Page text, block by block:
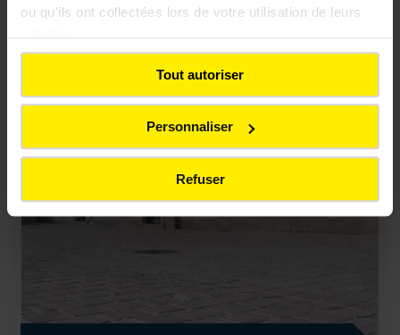
ou qu'ils ont collectées lors de votre utilisation de leurs
Tout autoriser
Personnaliser
Refuser
BETOFLEX
L'enrobé polyvalent à hautes performances